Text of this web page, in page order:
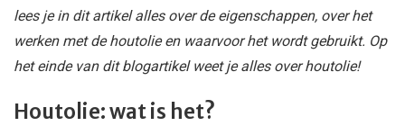
lees je in dit artikel alles over de eigenschappen, over het
werken met de houtolie en waarvoor het wordt gebruikt. Op
het einde van dit blogartikel weet je alles over houtolie!
Houtolie: wat is het?